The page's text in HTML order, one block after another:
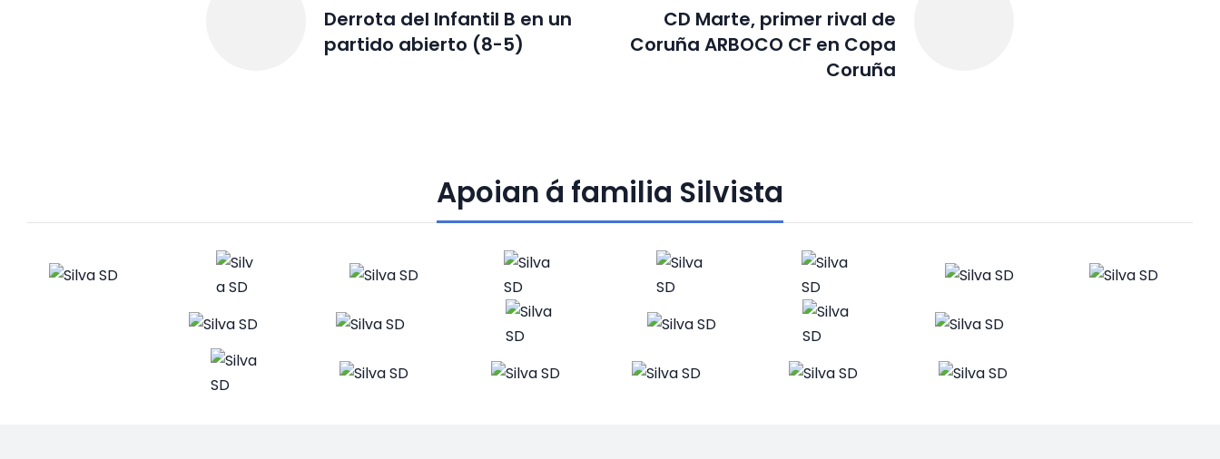
Derrota del Infantil B en un
partido abierto (8-5)
CD Marte, primer rival de
Coruña ARBOCO CF en Copa
Coruña
Apoian á familia Silvista